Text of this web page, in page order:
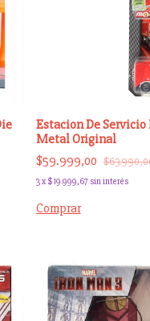
Estacion De
Metal Original
$59.999,00
3x$19.999,67 sin interés
Comprar